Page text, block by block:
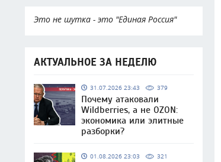
Это не шутка - это "Единая Россия"
АКТУАЛЬНОЕ ЗА НЕДЕЛЮ
31.07.2026 23:43 379
Почему атаковали
Wildberries, а не OZON:
экономика или элитные
разборки?
01.08.2026 23:03 321